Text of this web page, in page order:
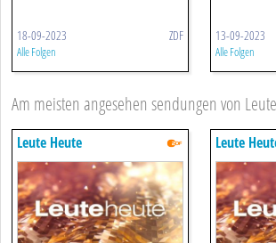
18-09-2023 ZDF
Alle Folgen
13-09-2023
Alle Folgen
Am meisten angesehen sendungen von
Leute Heute Leute